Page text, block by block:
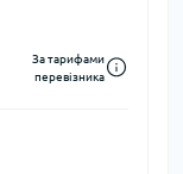
За тарифами
перевізника